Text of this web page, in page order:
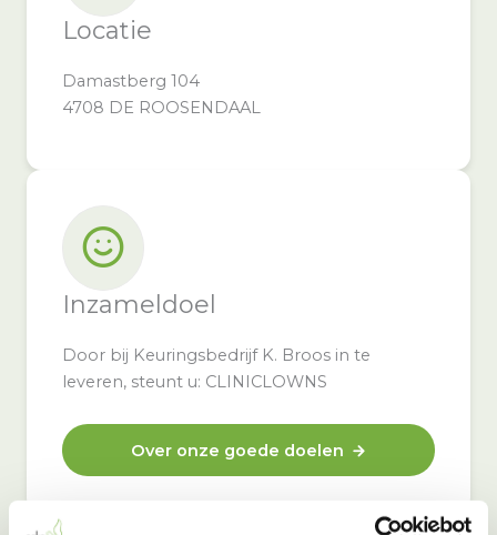
Locatie
Damastberg 104
4708 DE ROOSENDAAL
Inzameldoel
Door bij Keuringsbedrijf K. Broos in te
leveren, steunt u: CLINICLOWNS
Over onze goede doelen